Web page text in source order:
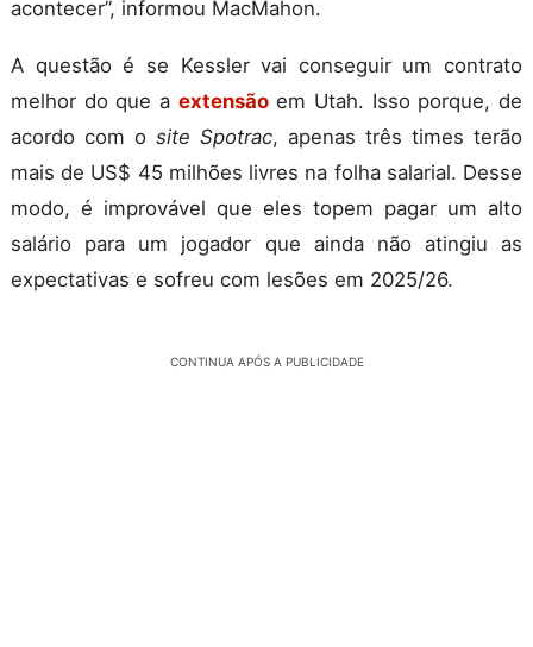
acontecer”, informou MacMahon.
A questão é se Kessler vai conseguir um contrato
melhor do que a extensãoem Utah. Isso porque, de
acordo com o site Spotrac, apenas três times terão
mais de US$ 45 milhões livres na folha salarial. Desse
modo, é improvável que eles topem pagar um alto
salário para um jogador que ainda não atingiu as
expectativas e sofreu com lesões em 2025/26.
CONTINUA APÓS A PUBLICIDADE